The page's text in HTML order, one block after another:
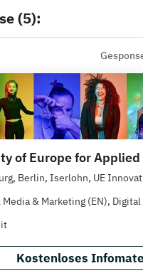
(5):
of Europe for Applied
Berlin, Iserlohn, UE
Media & Marketing (EN),
Kostenloses